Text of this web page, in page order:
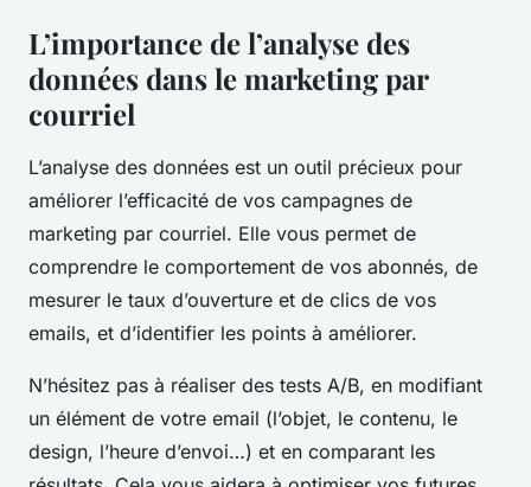
L’importance de l’analyse des
données dans le marketing par
courriel
L’analyse des données est un outil précieux pour
améliorer l’efficacité de vos campagnes de
marketing par courriel. Elle vous permet de
comprendre le comportement de vos abonnés, de
mesurer le taux d’ouverture et de clics de vos
emails, et d’identifier les points à améliorer.
N’hésitez pas à réaliser des tests A/B, en modifiant
un élément de votre email (l’objet, le contenu, le
design, l’heure d’envoi…) et en comparant les